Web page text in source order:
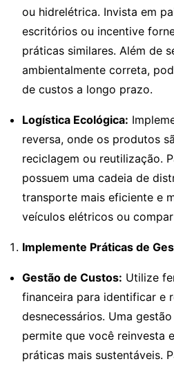
ou hidrelétrica. Invista em
escritórios ou incentive
práticas similares. Além de
ambientalmente correta,
de custos a longo prazo.
Logística Ecológica:
reversa, onde os produtos
reciclagem ou reutilização.
possuem uma cadeia de
transporte mais eficiente e
veículos elétricos ou
Implemente Práticas de
Gestão de Custos: Utilize
financeira para identificar e
desnecessários. Uma
permite que você reinvesta
práticas mais sustentáveis.